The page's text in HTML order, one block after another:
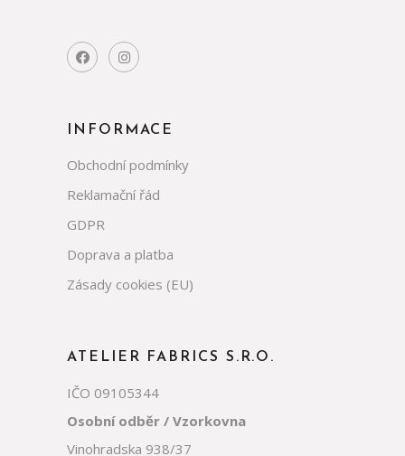
INFORMACE
Obchodní podmínky
Reklamační řád
GDPR
Doprava a platba
Zásady cookies (EU)
ATELIER FABRICS S.R.O.
IČO 09105344
Osobní odběr / Vzorkovna
Vinohradska 938/37